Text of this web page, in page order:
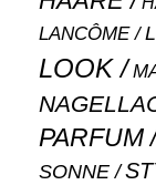
LANCÔME
LOOK
PARFUM
SONNE